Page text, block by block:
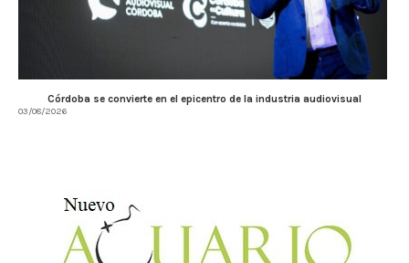
Córdoba se convierte en el epicentro de la industria audiovisual
03/08/2026